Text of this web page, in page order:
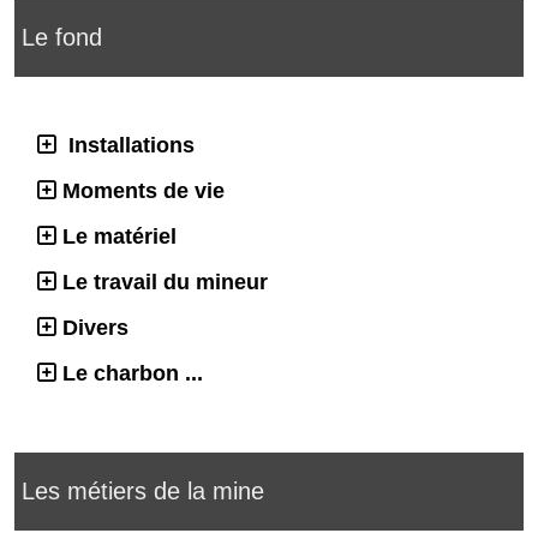
Le fond
Installations
Moments de vie
Le matériel
Le travail du mineur
Divers
Le charbon ...
Les métiers de la mine